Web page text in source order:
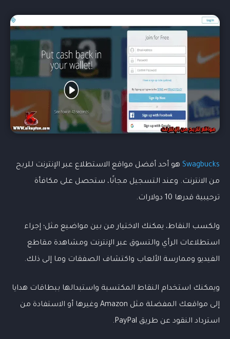
Swagbucks هو أحد أفضل مواقع الاستطلاع عبر الإنترنت للربح
من الانترنت. وعند التسجيل مجانًا، ستحصل على مكافأة
ترحيبية قدرها 10 دولارات.
ولكسب النقاط، يمكنك الاختيار من بين مواضيع مثل؛ إجراء
استطلاعات الرأي والتسوق عبر الإنترنت ومشاهدة مقاطع
الفيديو وممارسة الألعاب واكتشاف الصفقات وما إلى ذلك.
ويمكنك استخدام النقاط المكتسبة واستبدالها ببطاقات هدايا
إلى مواقعك المفضلة مثل Amazon وغيرها أو الاستفادة من
استرداد النقود عن طريق PayPal.